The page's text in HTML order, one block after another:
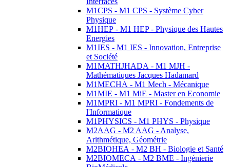
M1CPS - M1 CPS - Système Cyber
Physique
M1HEP - M1 HEP - Physique des Hautes
Energies
M1IES - M1 IES - Innovation, Entreprise
et Société
M1MATHJHADA - M1 MJH -
Mathématiques Jacques Hadamard
M1MECHA - M1 Mech - Mécanique
M1MIE - M1 MiE - Master en Economie
M1MPRI - M1 MPRI - Fondements de
l'Informatique
M1PHYSICS - M1 PHYS - Physique
M2AAG - M2 AAG - Analyse,
Arithmétique, Géométrie
M2BIOHEA - M2 BH - Biologie et Santé
M2BIOMECA - M2 BME - Ingénierie